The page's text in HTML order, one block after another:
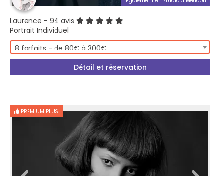
Laurence - 94 avis
Portrait Individuel
8 forfaits - de 80€ à 300€
Détail et réservation
PREMIUM PLUS